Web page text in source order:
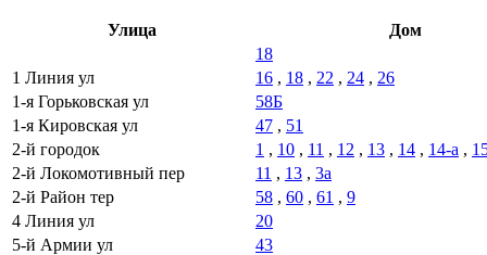
Улица
Дом
18
1 Линия ул
16 , 18 , 22 , 24 , 26
1-я Горьковская ул
58Б
1-я Кировская ул
47 , 51
2-й городок
1 , 10 , 11 , 12 , 13 , 14 , 14-а ,
2-й Локомотивный пер
11 , 13 , 3а
2-й Район тер
58 , 60 , 61 , 9
4 Линия ул
20
5-й Армии ул
43